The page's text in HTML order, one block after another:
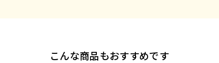
こんな商品もおすすめです